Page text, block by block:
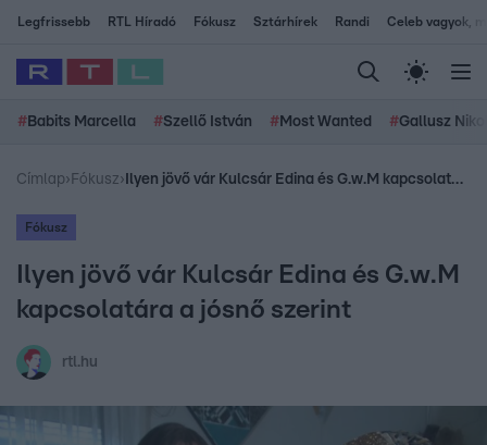
Legfrissebb RTL Híradó Fókusz Sztárhírek Randi Celeb vagyok,
# Babits Marcella #Szellő István # Most Wanted #Gallusz
Címlap› Fókusz› Ilyen jövő vár Kulcsár Edina és G.w.M kapcsolatára a jósnő szerint
Fókusz
Ilyen jövő vár Kulcsár Edina és G.w.M
kapcsolatára a jósnő szerint
rtl.hu